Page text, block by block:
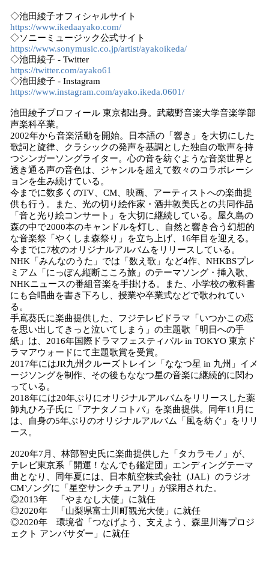
◇池田綾子オフィシャルサイト
https://www.ikedaayako.com/
◇ソニーミュージック公式サイト
https://www.sonymusic.co.jp/artist/ayakoikeda/
◇池田綾子 - Twitter
https://twitter.com/ayako61
◇池田綾子 - Instagram
https://www.instagram.com/ayako.ikeda.0601/
池田綾子プロフィール 東京都出身。武蔵野音楽大学音楽学部
声楽科卒業。
2002年から音楽活動を開始。日本語の「響き」を大切にした
歌詞と旋律、クラシックの発声を基調とした独自の歌声を持
つシンガーソングライター。心の音を紡ぐような音楽世界と
透き通る声の音色は、ジャンルを超えて数々のコラボレーシ
ョンを生み続けている。
今までに数多くのTV、CM、映画、アーティストへの楽曲提
供も行う。また、光の切り絵作家・酒井敦美氏との共同作品
「音と光り絵コンサート」を大切に継続している。屋久島の
森の中で2000本のキャンドルを灯し、自然と響き合う幻想的
な音楽祭「やくしま森祭り」を立ち上げ、16年目を迎える。
今までに7枚のオリジナルアルバムをリリースしている。
NHK「みんなのうた」では「数え歌」など4作、NHKBSプレ
ミアム「にっぽん縦断こころ旅」のテーマソング・挿入歌、
NHKニュースの番組音楽を手掛ける。また、小学校の教科書
にも合唱曲を書き下ろし、授業や卒業式などで歌われてい
る。
手嶌葵氏に楽曲提供した、フジテレビドラマ「いつかこの恋
を思い出してきっと泣いてしまう」の主題歌「明日への手
紙」は、2016年国際ドラマフェスティバル in TOKYO 東京ド
ラマアウォードにて主題歌賞を受賞。
2017年にはJR九州クルーズトレイン「ななつ星 in 九州」イメ
ージソングを制作、その後もななつ星の音楽に継続的に関わ
っている。
2018年には20年ぶりにオリジナルアルバムをリリースした薬
師丸ひろ子氏に「アナタノコトバ」を楽曲提供。同年11月に
は、自身の5年ぶりのオリジナルアルバム「風を紡ぐ」をリリ
ース。
2020年7月、林部智史氏に楽曲提供した「タカラモノ」が、
テレビ東京系「開運！なんでも鑑定団」エンディングテーマ
曲となり、同年夏には、日本航空株式会社（JAL）のラジオ
CMソングに「星空サンクチュアリ」が採用された。
◎2013年 「やまなし大使」に就任
◎2020年 「山梨県富士川町観光大使」に就任
◎2020年 環境省「つなげよう、支えよう、森里川海プロジ
ェクト アンバサダー」に就任